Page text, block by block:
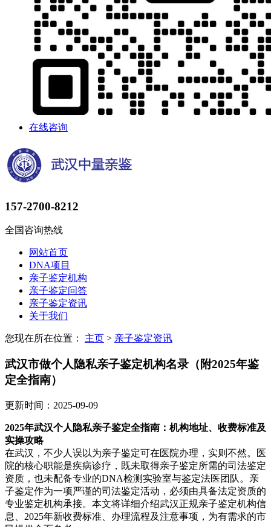
在线咨询
157-2700-8212
全国咨询热线
网站首页
DNA项目
亲子鉴定机构
亲子鉴定问答
亲子鉴定资讯
关于我们
您现在所在位置： 主页 > 亲子鉴定资讯
武汉市做个人隐私亲子鉴定机构名录（附2025年鉴
定全指南）
更新时间：2025-09-09
2025年武汉个人隐私亲子鉴定全指南：机构地址、收费标准及
实操攻略
在武汉，不少人误以为亲子鉴定可在医院办理，实则不然。医
院的核心职能是疾病诊疗，既未取得亲子鉴定所需的司法鉴定
资质，也未配备专业的DNA检测实验室与鉴定法医团队。亲
子鉴定作为一项严谨的司法鉴定活动，必须由具备法定资质的
专业鉴定机构承接。本文将详细介绍武汉正规亲子鉴定机构信
息、2025年新收费标准、办理流程及注意事项，为有需求的市